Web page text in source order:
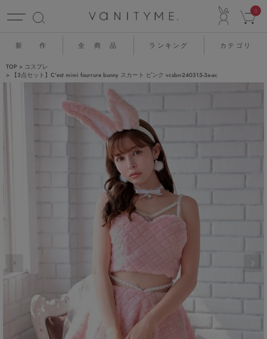
0
新 作 全 商 品 ランキング カテゴリ
TOP
コスプレ
【3点セット】C'est mimi fourrure bunny スカート ピンク vcsbn-240315-3a-ac